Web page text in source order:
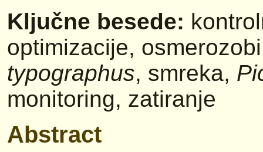
Ključne besede:
optimizacije,
typographus, smreka,
monitoring, zatiranje
Abstract